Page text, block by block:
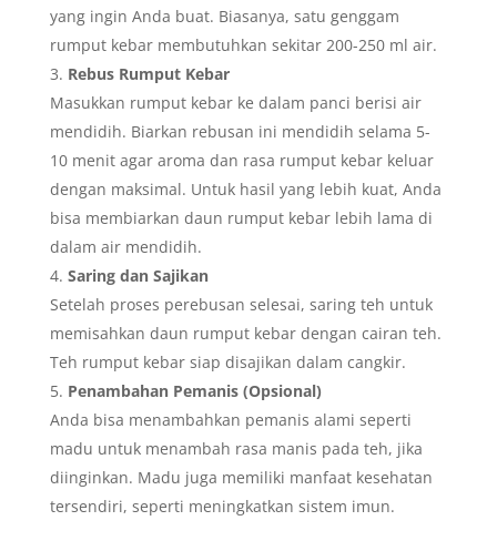
yang ingin Anda buat. Biasanya, satu genggam
rumput kebar membutuhkan sekitar 200-250 ml air.
Rebus Rumput Kebar
Masukkan rumput kebar ke dalam panci berisi air
mendidih. Biarkan rebusan ini mendidih selama 5-
10 menit agar aroma dan rasa rumput kebar keluar
dengan maksimal. Untuk hasil yang lebih kuat, Anda
bisa membiarkan daun rumput kebar lebih lama di
dalam air mendidih.
Saring dan Sajikan
Setelah proses perebusan selesai, saring teh untuk
memisahkan daun rumput kebar dengan cairan teh.
Teh rumput kebar siap disajikan dalam cangkir.
Penambahan Pemanis (Opsional)
Anda bisa menambahkan pemanis alami seperti
madu untuk menambah rasa manis pada teh, jika
diinginkan. Madu juga memiliki manfaat kesehatan
tersendiri, seperti meningkatkan sistem imun.